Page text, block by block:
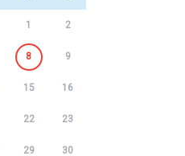
1 2
8 9
15 16
22 23
29 30